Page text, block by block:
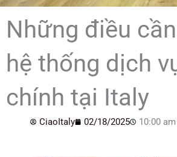
Những điều
hệ thống dịch
chính tại Italy
CiaoItaly 02/18/2025 10:00 am